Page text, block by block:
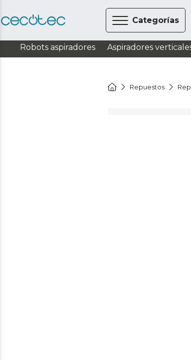
Categorías
Robots aspiradores Aspiradores
Repuestos